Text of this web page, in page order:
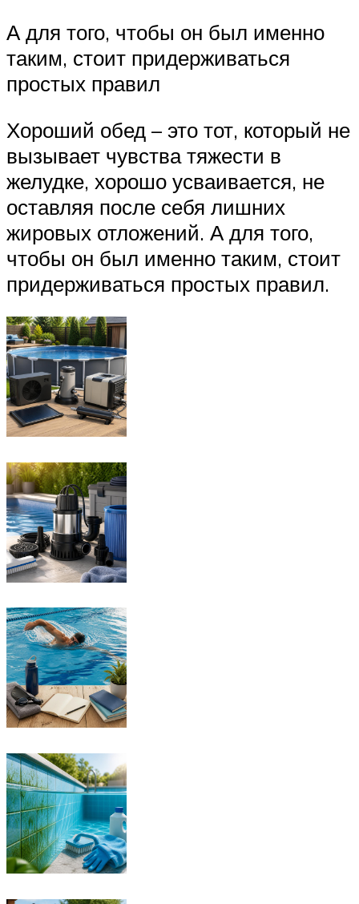
А для того, чтобы он был именно
таким, стоит придерживаться
простых правил
Хороший обед – это тот, который не
вызывает чувства тяжести в
желудке, хорошо усваивается, не
оставляя после себя лишних
жировых отложений. А для того,
чтобы он был именно таким, стоит
придерживаться простых правил.